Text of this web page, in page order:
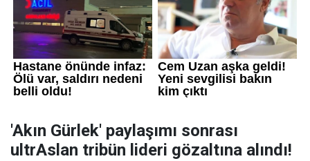
'Akın Gürlek' paylaşımı sonrası
ultrAslan tribün lideri gözaltına alındı!